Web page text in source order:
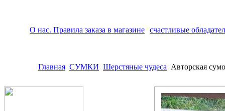
О нас. Правила заказа в магазине счастливые
Главная СУМКИ Шерстяные чудеса Авторская